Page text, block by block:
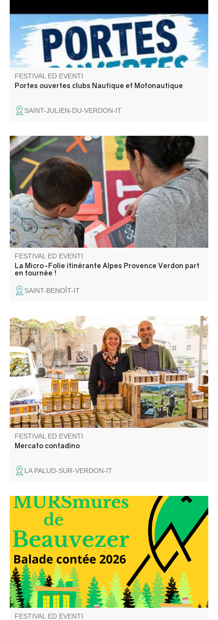
FESTIVAL ED EVENTI
Portes ouvertes clubs Nautique et Motonautique
SAINT-JULIEN-DU-VERDON-IT
La Micro-Folie itinérante Alpes Provence Verdon s'installe
à Saint-Benoît ! La Micro-Folie c'est un musée
numérique, un espace de réalité virtuelle, un fablab et
une ludothèque. Une programmation riche et ludique
vous attend pour petits et grands.
FESTIVAL ED EVENTI
La Micro-Folie itinérante Alpes Provence Verdon part
en tournée !
SAINT-BENOÎT-IT
Gli artigiani e i produttori del villaggio vi danno il
benvenuto.
FESTIVAL ED EVENTI
Mercato contadino
LA PALUD-SUR-VERDON-IT
Elli la conteuse vous balade dans les rues du village et
dans le temps, à travers les anecdotes glanées auprès
des habitants du village.
FESTIVAL ED EVENTI